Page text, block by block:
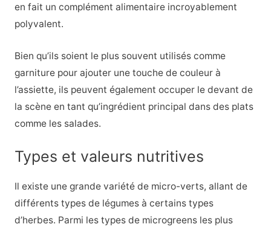
en fait un complément alimentaire incroyablement
polyvalent.
Bien qu’ils soient le plus souvent utilisés comme
garniture pour ajouter une touche de couleur à
l’assiette, ils peuvent également occuper le devant de
la scène en tant qu’ingrédient principal dans des plats
comme les salades.
Types et valeurs nutritives
Il existe une grande variété de micro-verts, allant de
différents types de légumes à certains types
d’herbes. Parmi les types de microgreens les plus